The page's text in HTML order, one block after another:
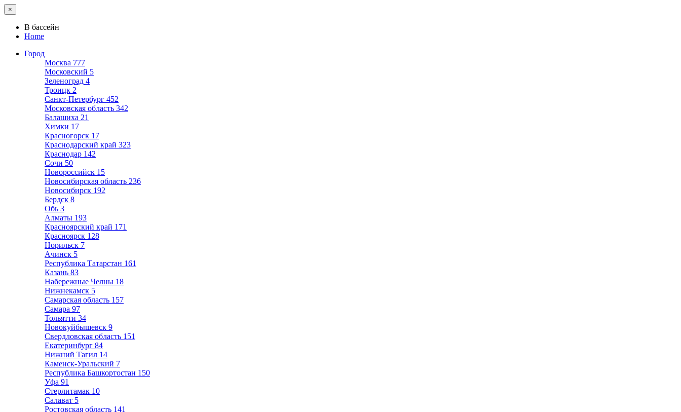
×
В бассейн
Home
Город
Москва 777
Московский 5
Зеленоград 4
Троицк 2
Санкт-Петербург 452
Московская область 342
Балашиха 21
Химки 17
Красногорск 17
Краснодарский край 323
Краснодар 142
Сочи 50
Новороссийск 15
Новосибирская область 236
Новосибирск 192
Бердск 8
Обь 3
Алматы 193
Красноярский край 171
Красноярск 128
Норильск 7
Ачинск 5
Республика Татарстан 161
Казань 83
Набережные Челны 18
Нижнекамск 5
Самарская область 157
Самара 97
Тольятти 34
Новокуйбышевск 9
Свердловская область 151
Екатеринбург 84
Нижний Тагил 14
Каменск-Уральский 7
Республика Башкортостан 150
Уфа 91
Стерлитамак 10
Салават 5
Ростовская область 141